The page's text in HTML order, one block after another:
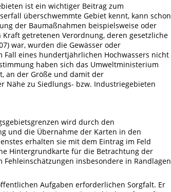
ist ein wichtiger Beitrag zum
überschwemmte Gebiet kennt, kann schon
der Baumaßnahmen beispielsweise oder
getretenen Verordnung, deren gesetzliche
war, wurden die Gewässer oder
Fall eines hundertjährlichen Hochwassers nicht
haben sich das Umweltministerium
an der Größe und damit der
Nähe zu Siedlungs- bzw. Industriegebieten
wird durch den
und die Übernahme der Karten in den
erhalten sie mit dem Eintrag im Feld
Hintergrundkarte für die Betrachtung der
insbesondere in Randlagen
Aufgaben erforderlichen Sorgfalt. Er